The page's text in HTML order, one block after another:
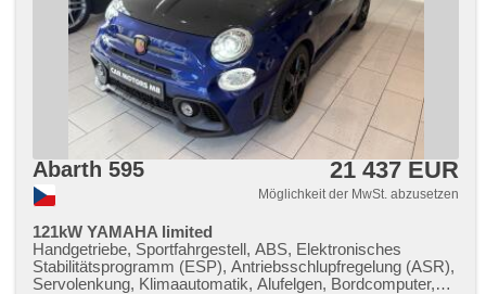
Abarth 595 21 437 EUR
Möglichkeit der MwSt. abzusetzen
121kW YAMAHA limited
Handgetriebe, Sportfahrgestell, ABS, Elektronisches
Stabilitätsprogramm (ESP), Antriebsschlupfregelung (ASR),
Servolenkung, Klimaautomatik, Alufelgen, Bordcomputer,